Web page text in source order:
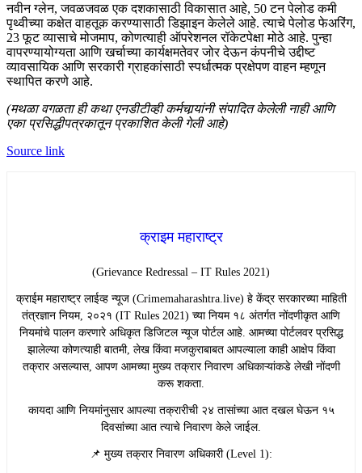
नवीन ग्लेन, जवळजवळ एक दशकासाठी विकासात आहे, 50 टन पेलोड कमी
पृथ्वीच्या कक्षेत वाहतूक करण्यासाठी डिझाइन केलेले आहे. त्याचे पेलोड फेअरिंग,
23 फूट व्यासाचे मोजमाप, कोणत्याही ऑपरेशनल रॉकेटपेक्षा मोठे आहे. पुन्हा
वापरण्यायोग्यता आणि खर्चाच्या कार्यक्षमतेवर जोर देऊन कंपनीचे उद्दीष्ट
व्यावसायिक आणि सरकारी ग्राहकांसाठी स्पर्धात्मक प्रक्षेपण वाहन म्हणून
स्थापित करणे आहे.
(मथळा वगळता ही कथा एनडीटीव्ही कर्मचार्‍यांनी संपादित केलेली नाही आणि
एका प्रसिद्धीपत्रकातून प्रकाशित केली गेली आहे)
Source link
क्राइम महाराष्ट्र
(Grievance Redressal – IT Rules 2021)
​क्राईम महाराष्ट्र लाईव्ह न्यूज (Crimemaharashtra.live) हे केंद्र सरकारच्या माहिती
तंत्रज्ञान नियम, २०२१ (IT Rules 2021) च्या नियम १८ अंतर्गत नोंदणीकृत आणि
नियमांचे पालन करणारे अधिकृत डिजिटल न्यूज पोर्टल आहे. आमच्या पोर्टलवर प्रसिद्ध
झालेल्या कोणत्याही बातमी, लेख किंवा मजकुराबाबत आपल्याला काही आक्षेप किंवा
तक्रार असल्यास, आपण आमच्या मुख्य तक्रार निवारण अधिकाऱ्यांकडे लेखी नोंदणी
करू शकता.
​कायदा आणि नियमांनुसार आपल्या तक्रारीची २४ तासांच्या आत दखल घेऊन १५
दिवसांच्या आत त्याचे निवारण केले जाईल.
​📌 मुख्य तक्रार निवारण अधिकारी (Level 1):